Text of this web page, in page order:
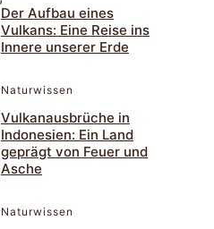
Der Aufbau eines
Vulkans: Eine Reise ins
Innere unserer Erde
Naturwissen
Vulkanausbrüche in
Indonesien: Ein Land
geprägt von Feuer und
Asche
Naturwissen